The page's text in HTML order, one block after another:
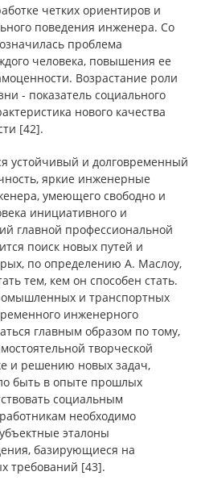
четких ориентиров и
поведения инженера. Со
проблема
человека, повышения ее
Возрастание роли
- показатель социального
нового качества
[42].
устойчивый и долговременный
яркие инженерные
умеющего свободно и
инициативного и
главной профессиональной
поиск новых путей и
по определению А. Маслоу,
тем, кем он способен стать.
и транспортных
инженерного
главным образом по тому,
творческой
и решению новых задач,
быть в опыте прошлых
социальным
необходимо
эталоны
базирующиеся на
требований [43].